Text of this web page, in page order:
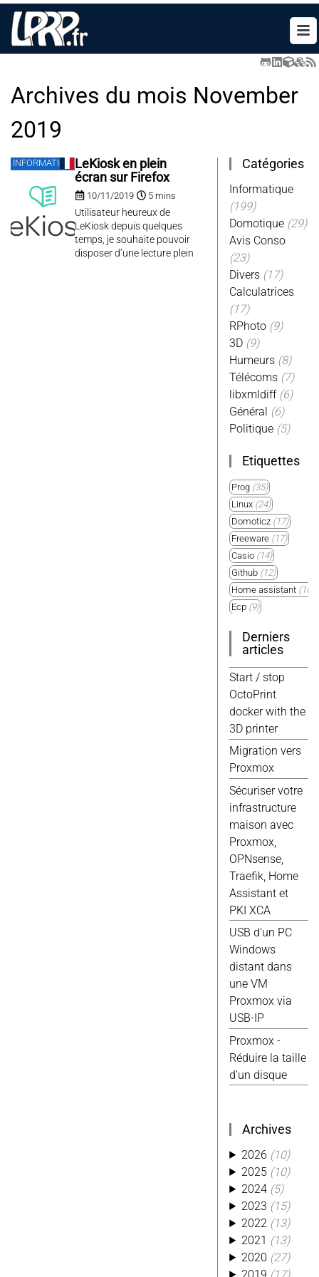
Archives du mois November
2019
INFORMATIQUE LeKiosk en plein
écran sur Firefox
10/11/2019 5 mins
Utilisateur heureux de
LeKiosk depuis quelques
temps, je souhaite pouvoir
disposer d’une lecture plein
Catégories
Informatique
(199)
Domotique (29)
Avis Conso
(23)
Divers (17)
Calculatrices
(17)
RPhoto (9)
3D (9)
Humeurs (8)
Télécoms (7)
libxmldiff (6)
Général (6)
Politique (5)
Etiquettes
Prog (35)
Linux (24)
Domoticz (17)
Freeware (17)
Casio (14)
Github (12)
Home assistant (10)
Ecp (9)
Windows (9)
Javascript (8)
Jekyll (8)
Script (8)
Wordpress (8)
Debian
(7)
Docker
Scripts (7)
Domotique (6)
Elec (6)
Gimp (6)
Proxmox (6)
Web (6)
Fusion 360 (5)
Google (5)
Qemu (5)
Raspberry
(5)
Vmware (5)
Android (4)
Excel (4)
Reparation (4)
Tasmota
Ti
Website
(4)
Alexa
(3)
Aliexpress (3)
Hack (3)
Kobo (3)
Kwirk (3)
Migration (3)
Octoprint (3)
Photo (3)
Php (3)
Piwik (3)
Python (3)
Derniers
articles
Start / stop
OctoPrint
docker with the
3D printer
Migration vers
Proxmox
Sécuriser votre
infrastructure
maison avec
Proxmox,
OPNsense,
Traefik, Home
Assistant et
PKI XCA
USB d'un PC
Windows
distant dans
une VM
Proxmox via
USB-IP
Proxmox -
Réduire la taille
d'un disque
Archives
2026 (10)
2025 (10)
2024 (5)
2023 (15)
2022 (13)
2021 (13)
2020 (27)